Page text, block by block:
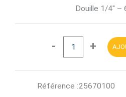
Douille 1/4'' –
- +
Référence :25670100